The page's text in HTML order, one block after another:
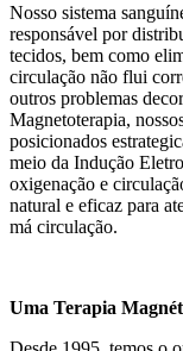
Nosso sistema
responsável por
tecidos, bem como
circulação não flui
outros problemas
Magnetoterapia,
posicionados
meio da Indução
oxigenação e
natural e eficaz para
má circulação.
Uma Terapia